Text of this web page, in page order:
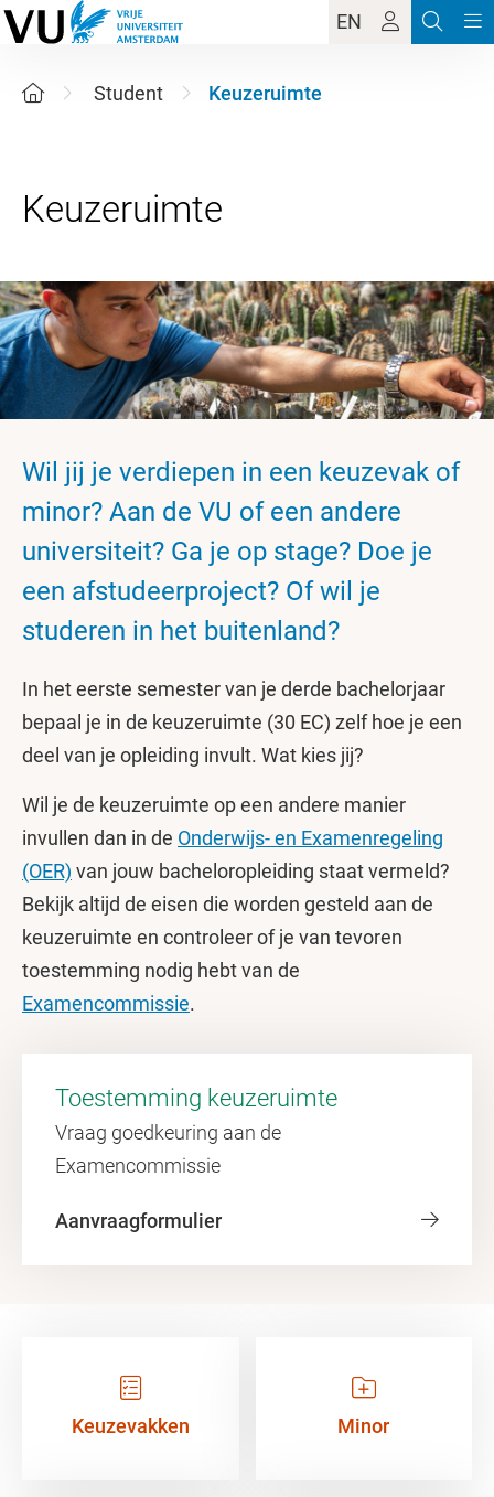
EN
Student Keuzeruimte
Wil jij je verdiepen in een keuzevak of
minor? Aan de VU of een andere
universiteit? Ga je op stage? Doe je
een afstudeerproject? Of wil je
studeren in het buitenland?
In het eerste semester van je derde bachelorjaar
bepaal je in de keuzeruimte (30 EC) zelf hoe je een
deel van je opleiding invult. Wat kies jij?
Wil je de keuzeruimte op een andere manier
invullen dan in de Onderwijs- en Examenregeling
(OER) van jouw bacheloropleiding staat vermeld?
Bekijk altijd de eisen die worden gesteld aan de
keuzeruimte en controleer of je van tevoren
toestemming nodig hebt van de
Examencommissie.
Toestemming keuzeruimte
Vraag goedkeuring aan de
Examencommissie
Aanvraagformulier
Keuzevakken Minor